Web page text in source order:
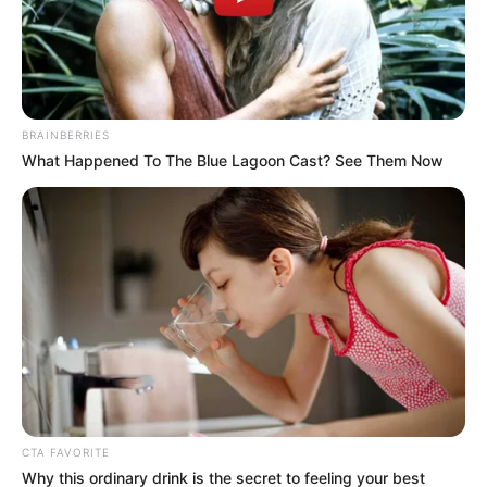
concierto por fatal accidente
BRAINBERRIES
What Happened To The Blue Lagoon Cast? See Them Now
CTA FAVORITE
Why this ordinary drink is the secret to feeling your best